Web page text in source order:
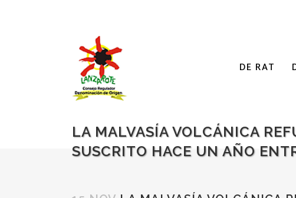
DE RAT
LA MALVASÍA VOLCÁNICA
SUSCRITO HACE UN AÑO